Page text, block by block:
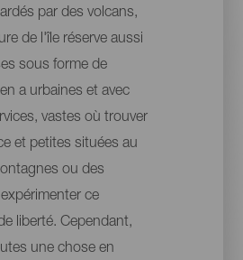
par des volcans,
de l'île réserve aussi
sous forme de
a urbaines et avec
vastes où trouver
et petites situées au
ou des
ce
liberté. Cependant,
une chose en